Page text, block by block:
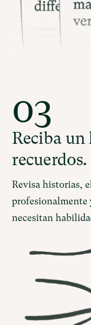
03
Reciba
recuerdos.
Revisa historias,
profesionalmente
necesitan